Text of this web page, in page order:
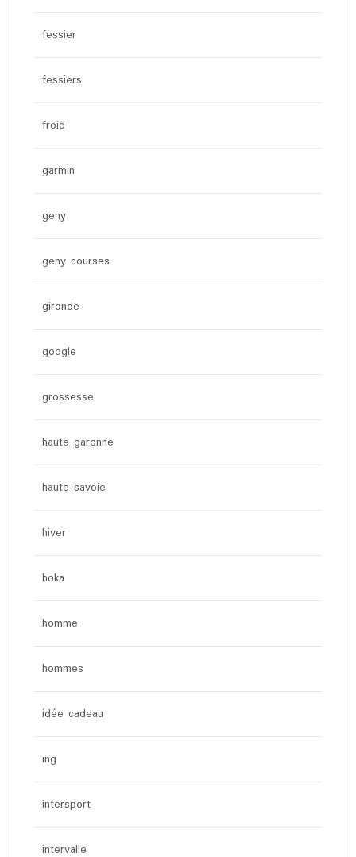
fessier
fessiers
froid
garmin
geny
geny courses
gironde
google
grossesse
haute garonne
haute savoie
hiver
hoka
homme
hommes
idée cadeau
ing
intersport
intervalle